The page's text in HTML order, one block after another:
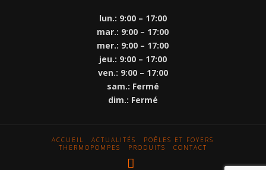
lun.: 9:00 – 17:00
mar.: 9:00 – 17:00
mer.: 9:00 – 17:00
jeu.: 9:00 – 17:00
ven.: 9:00 – 17:00
sam.: Fermé
dim.: Fermé
ACCUEIL ACTUALITÉS
POÊLES ET FOYERS
THERMOPOMPES
PRODUITS CONTACT